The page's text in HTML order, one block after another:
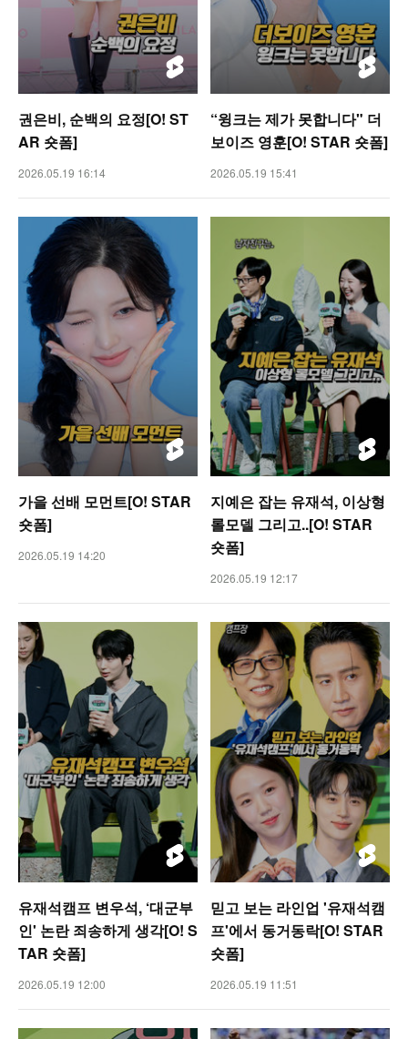
권은비, 순백의 요정[O! ST
AR 숏폼]
2026.05.19 16:14
“윙크는 제가 못합니다" 더
보이즈 영훈[O! STAR 숏폼]
2026.05.19 15:41
가을 선배 모먼트[O! STAR
숏폼]
2026.05.19 14:20
지예은 잡는 유재석, 이상형
롤모델 그리고..[O! STAR
숏폼]
2026.05.19 12:17
유재석캠프 변우석, ‘대군부
인' 논란 죄송하게 생각[O! S
TAR 숏폼]
2026.05.19 12:00
믿고 보는 라인업 '유재석캠
프'에서 동거동락[O! STAR
숏폼]
2026.05.19 11:51